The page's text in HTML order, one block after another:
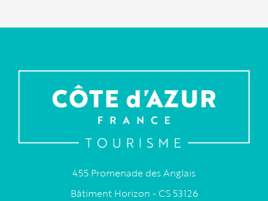
455 Promenade des Anglais
Bâtiment Horizon - CS 53126